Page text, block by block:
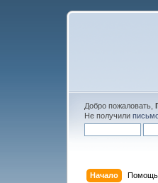
Добро пожаловать,
Не получили
Начало Помощь